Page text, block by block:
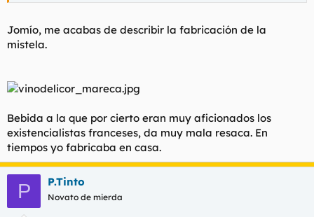
Jomío, me acabas de describir la fabricación de la
mistela.
Bebida a la que por cierto eran muy aficionados los
existencialistas franceses, da muy mala resaca. En
tiempos yo fabricaba en casa.
P P.Tinto
Novato de mierda